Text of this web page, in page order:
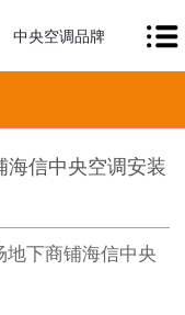
中央空调品牌
海信中央空调安装
地下商铺海信中央